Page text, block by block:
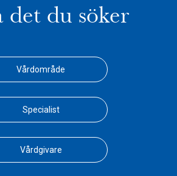
du söker
Vårdområde
Specialist
Vårdgivare